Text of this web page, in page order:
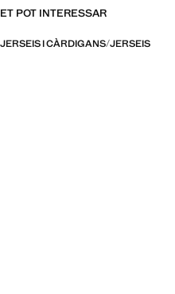
ET POT INTERESSAR
JERSEIS I CÀRDIGANS JERSEIS